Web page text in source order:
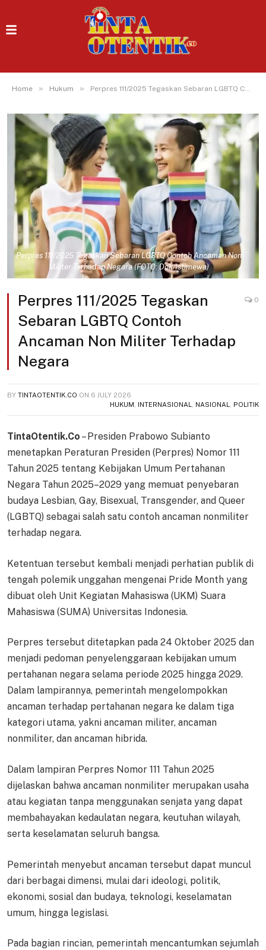
Home » Hukum » Perpres 111/2025 Tegaskan Sebaran LGBTQ Contoh Ancaman Non Militer Terhadap Negara
Perpres 111/2025 Tegaskan Sebaran LGBTQ Contoh Ancaman Non
Militer Terhadap Negara (FOTO: Dok/Istimewa)
Perpres 111/2025 Tegaskan
Sebaran LGBTQ Contoh
Ancaman Non Militer Terhadap
Negara
0
BY TINTAOTENTIK.CO ON 6 JULY 2026
HUKUM
INTERNASIONAL NASIONAL POLITIK
TintaOtentik.Co – Presiden Prabowo Subianto
menetapkan Peraturan Presiden (Perpres) Nomor 111
Tahun 2025 tentang Kebijakan Umum Pertahanan
Negara Tahun 2025–2029 yang memuat penyebaran
budaya Lesbian, Gay, Bisexual, Transgender, and Queer
(LGBTQ) sebagai salah satu contoh ancaman nonmiliter
terhadap negara.
Ketentuan tersebut kembali menjadi perhatian publik di
tengah polemik unggahan mengenai Pride Month yang
dibuat oleh Unit Kegiatan Mahasiswa (UKM) Suara
Mahasiswa (SUMA) Universitas Indonesia.
Perpres tersebut ditetapkan pada 24 Oktober 2025 dan
menjadi pedoman penyelenggaraan kebijakan umum
pertahanan negara selama periode 2025 hingga 2029.
Dalam lampirannya, pemerintah mengelompokkan
ancaman terhadap pertahanan negara ke dalam tiga
kategori utama, yakni ancaman militer, ancaman
nonmiliter, dan ancaman hibrida.
Dalam lampiran Perpres Nomor 111 Tahun 2025
dijelaskan bahwa ancaman nonmiliter merupakan usaha
atau kegiatan tanpa menggunakan senjata yang dapat
membahayakan kedaulatan negara, keutuhan wilayah,
serta keselamatan seluruh bangsa.
Pemerintah menyebut ancaman tersebut dapat muncul
dari berbagai dimensi, mulai dari ideologi, politik,
ekonomi, sosial dan budaya, teknologi, keselamatan
umum, hingga legislasi.
Pada bagian rincian, pemerintah mencantumkan sejumlah